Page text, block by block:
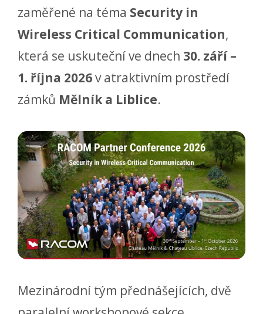
zaměřené na téma Security in
Wireless Critical Communication,
která se uskuteční ve dnech 30. září –
1. října 2026v atraktivním prostředí
zámků Mělník a Liblice.
Mezinárodní tým přednášejících, dvě